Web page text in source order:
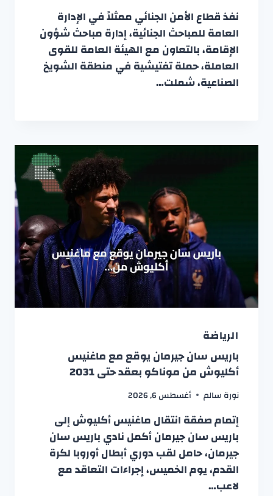
نفذ قطاع الأمن الجنائي ممثلاً في الإدارة
العامة للمباحث الجنائية، إدارة مباحث شؤون
الإقامة، بالتعاون مع الهيئة العامة للقوى
العاملة، حملة تفتيشية في منطقة الشويخ
الصناعية، شملت…
الرياضة
باريس سان جيرمان يوقع مع ماغنيس
أكليوش من موناكو بعقد حتى 2031
نورة سالم أغسطس 6, 2026
إتمام صفقة انتقال ماغنيس أكليوش إلى
باريس سان جيرمان أكمل نادي باريس سان
جيرمان، حامل لقب دوري أبطال أوروبا لكرة
القدم، يوم الخميس، إجراءات التعاقد مع
لاعب…